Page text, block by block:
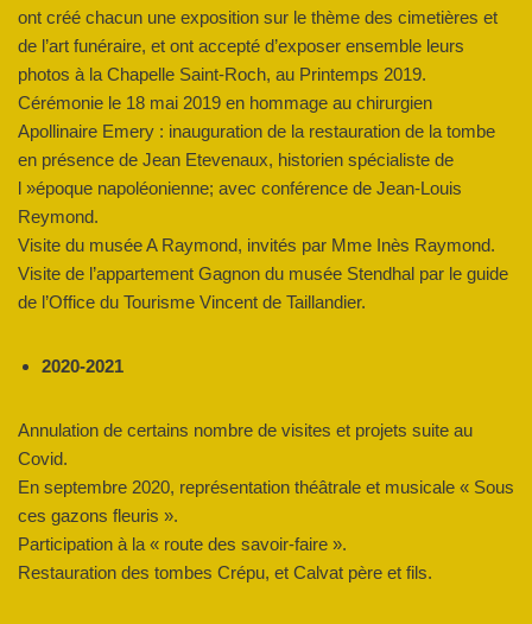
ont créé chacun une exposition sur le thème des cimetières et
de l’art funéraire, et ont accepté d’exposer ensemble leurs
photos à la Chapelle Saint-Roch, au Printemps 2019.
Cérémonie le 18 mai 2019 en hommage au chirurgien
Apollinaire Emery : inauguration de la restauration de la tombe
en présence de Jean Etevenaux, historien spécialiste de
l »époque napoléonienne; avec conférence de Jean-Louis
Reymond.
Visite du musée A Raymond, invités par Mme Inès Raymond.
Visite de l’appartement Gagnon du musée Stendhal par le guide
de l’Office du Tourisme Vincent de Taillandier.
2020-2021
Annulation de certains nombre de visites et projets suite au
Covid.
En septembre 2020, représentation théâtrale et musicale « Sous
ces gazons fleuris ».
Participation à la « route des savoir-faire ».
Restauration des tombes Crépu, et Calvat père et fils.